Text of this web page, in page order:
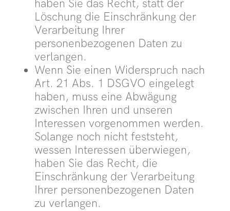
haben Sie das Recht, statt der
Löschung die Einschränkung der
Verarbeitung Ihrer
personenbezogenen Daten zu
verlangen.
Wenn Sie einen Widerspruch nach
Art. 21 Abs. 1 DSGVO eingelegt
haben, muss eine Abwägung
zwischen Ihren und unseren
Interessen vorgenommen werden.
Solange noch nicht feststeht,
wessen Interessen überwiegen,
haben Sie das Recht, die
Einschränkung der Verarbeitung
Ihrer personenbezogenen Daten
zu verlangen.